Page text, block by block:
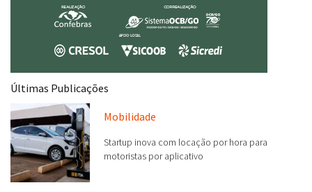
Últimas Publicações
Mobilidade
Startup inova com locação por hora para
motoristas por aplicativo